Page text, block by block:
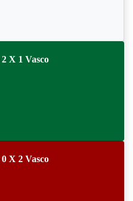
X 1 Vasco
X 2 Vasco